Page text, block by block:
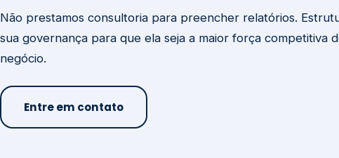
Não prestamos consultoria para preencher relatórios.
sua governança para que ela seja a maior força competitiva
negócio.
Entre em contato